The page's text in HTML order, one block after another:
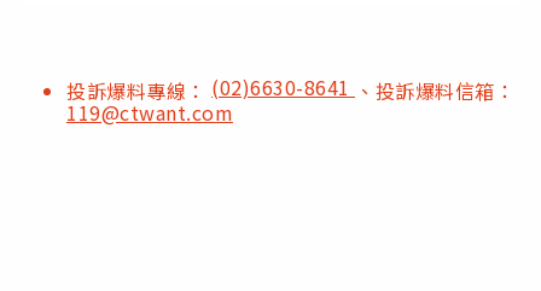
投訴爆料專線： (02)6630-8641 、投訴爆料信箱：
119@ctwant.com